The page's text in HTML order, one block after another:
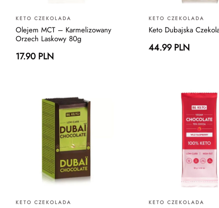
KETO CZEKOLADA
Olejem MCT – Karmelizowany
Orzech Laskowy 80g
17.90 PLN
KETO CZEKOLADA
Keto Dubajska
44.99 PLN
KETO CZEKOLADA KETO CZEKOLADA